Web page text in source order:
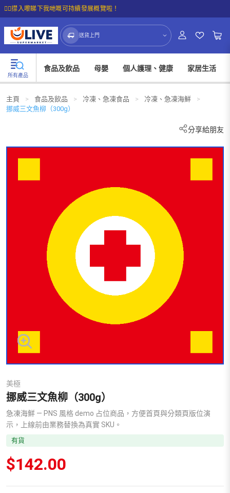
☝🏼㩒入嚟睇下我哋嘅可持續發展概覽啦！
送貨上門
所有產品
食品及飲品 母嬰 個人護理、健康 家居生活
主頁 > 食品及飲品 > 冷凍、急凍食品 > 冷凍、急凍海鮮
>
挪威三文魚柳（300g）
分享給朋友
美極
挪威三文魚柳（300g）
急凍海鮮 — PNS 風格 demo 占位商品，方便首頁與分類頁版位演
示，上線前由業務替換為真實 SKU。
有貨
$142.00